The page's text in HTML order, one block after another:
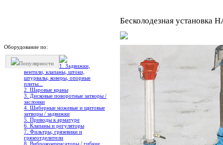
Оборудование по:
Популярности
1. Задвижки,
вентили, клапаны, штоки,
штурвалы, коверы, опорные
плиты...
2. Шаровые краны
3. Дисковые поворотные затворы /
заслонки
4. Шиберные ножевые и щитовые
затворы / задвижки
5. Приводы к арматуре
6. Клапаны и регуляторы
7. Фильтры, грязевики и
грязеотделители
8. Виброкомпенсаторы / гибкие
Бесколодезная установка